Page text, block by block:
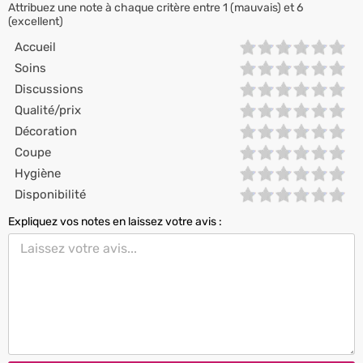
Attribuez une note à chaque critère entre 1 (mauvais) et 6
(excellent)
Accueil
Soins
Discussions
Qualité/prix
Décoration
Coupe
Hygiène
Disponibilité
Expliquez vos notes en laissez votre avis :